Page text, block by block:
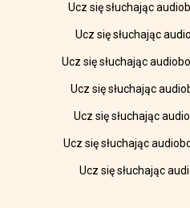
Ucz się słuchając
Ucz się słuchając
Ucz się słuchając
Ucz się słuchając
Ucz się słuchając
Ucz się słuchając
Ucz się słuchając